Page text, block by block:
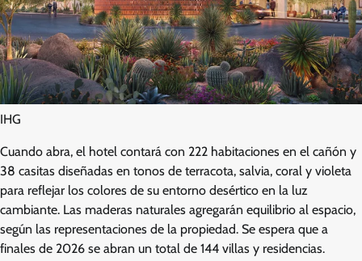
IHG
Cuando abra, el hotel contará con 222 habitaciones en el cañón y
38 casitas diseñadas en tonos de terracota, salvia, coral y violeta
para reflejar los colores de su entorno desértico en la luz
cambiante. Las maderas naturales agregarán equilibrio al espacio,
según las representaciones de la propiedad. Se espera que a
finales de 2026 se abran un total de 144 villas y residencias.